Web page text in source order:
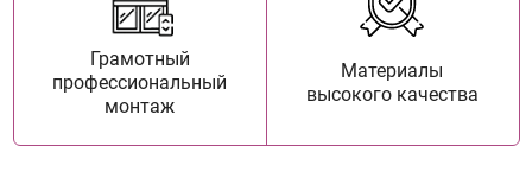
Грамотный
профессиональный
монтаж
Материалы
высокого качества